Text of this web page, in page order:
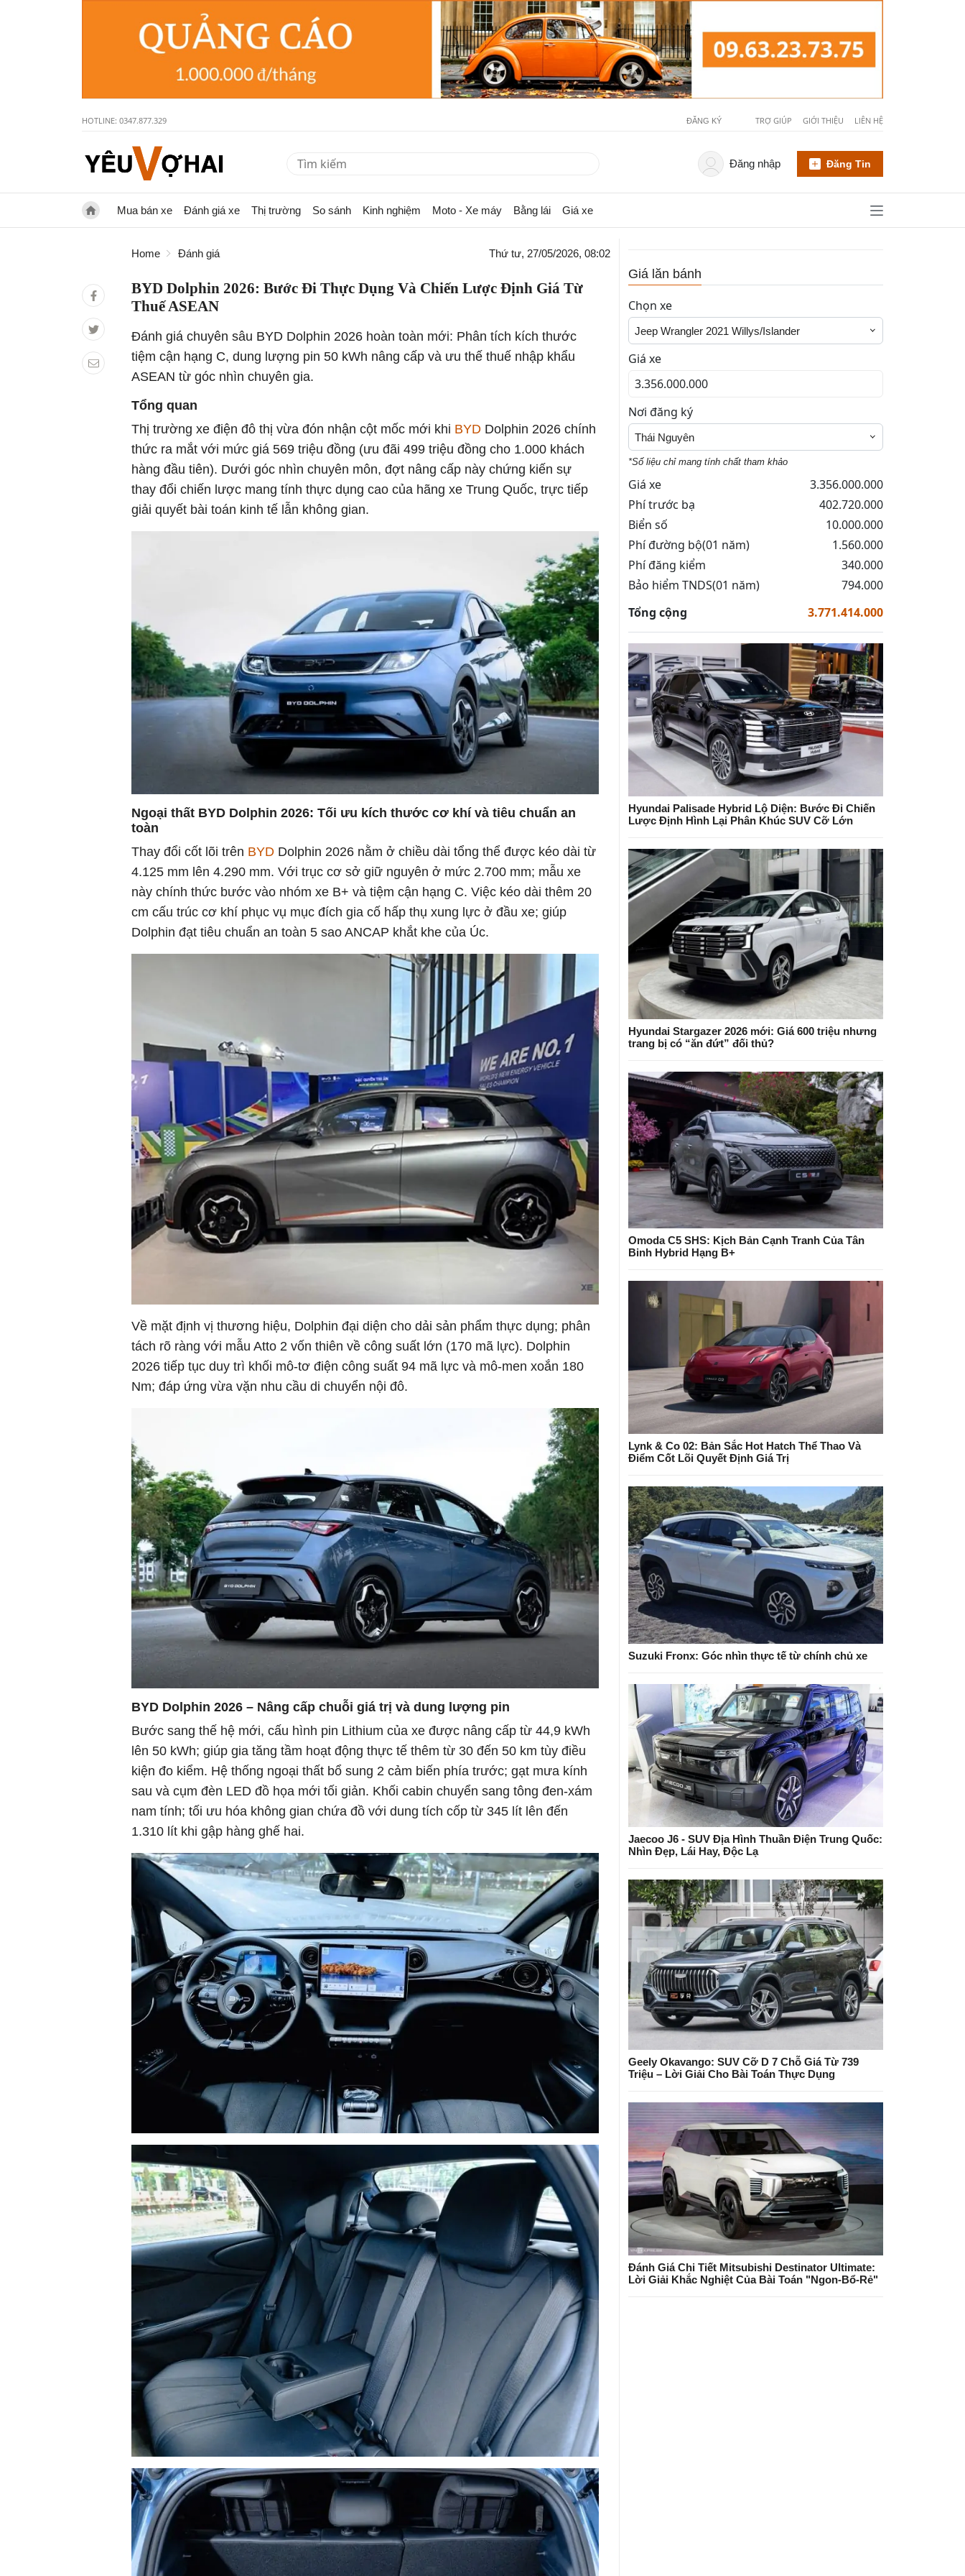
HOTLINE: 0347.877.329 ĐĂNG KÝ TRỢ GIÚP GIỚI THIỆU LIÊN HỆ
Đăng nhập Đăng Tin
Mua bán xe Đánh giá xe Thị trường So sánh Kinh nghiệm Moto - Xe máy Bằng lái Giá xe
Home Đánh giá Thứ tư, 27/05/2026, 08:02
BYD Dolphin 2026: Bước Đi Thực Dụng Và Chiến Lược Định Giá Từ
Thuế ASEAN
Đánh giá chuyên sâu BYD Dolphin 2026 hoàn toàn mới: Phân tích kích thước
tiệm cận hạng C, dung lượng pin 50 kWh nâng cấp và ưu thế thuế nhập khẩu
ASEAN từ góc nhìn chuyên gia.
Tổng quan
Thị trường xe điện đô thị vừa đón nhận cột mốc mới khi BYD Dolphin 2026 chính
thức ra mắt với mức giá 569 triệu đồng (ưu đãi 499 triệu đồng cho 1.000 khách
hàng đầu tiên). Dưới góc nhìn chuyên môn, đợt nâng cấp này chứng kiến sự
thay đổi chiến lược mang tính thực dụng cao của hãng xe Trung Quốc, trực tiếp
giải quyết bài toán kinh tế lẫn không gian.
Ngoại thất BYD Dolphin 2026: Tối ưu kích thước cơ khí và tiêu chuẩn an
toàn
Thay đổi cốt lõi trên BYD Dolphin 2026 nằm ở chiều dài tổng thể được kéo dài từ
4.125 mm lên 4.290 mm. Với trục cơ sở giữ nguyên ở mức 2.700 mm; mẫu xe
này chính thức bước vào nhóm xe B+ và tiệm cận hạng C. Việc kéo dài thêm 20
cm cấu trúc cơ khí phục vụ mục đích gia cố hấp thụ xung lực ở đầu xe; giúp
Dolphin đạt tiêu chuẩn an toàn 5 sao ANCAP khắt khe của Úc.
Về mặt định vị thương hiệu, Dolphin đại diện cho dải sản phẩm thực dụng; phân
tách rõ ràng với mẫu Atto 2 vốn thiên về công suất lớn (170 mã lực). Dolphin
2026 tiếp tục duy trì khối mô-tơ điện công suất 94 mã lực và mô-men xoắn 180
Nm; đáp ứng vừa vặn nhu cầu di chuyển nội đô.
BYD Dolphin 2026 – Nâng cấp chuỗi giá trị và dung lượng pin
Bước sang thế hệ mới, cấu hình pin Lithium của xe được nâng cấp từ 44,9 kWh
lên 50 kWh; giúp gia tăng tầm hoạt động thực tế thêm từ 30 đến 50 km tùy điều
kiện đo kiểm. Hệ thống ngoại thất bổ sung 2 cảm biến phía trước; gạt mưa kính
sau và cụm đèn LED đồ họa mới tối giản. Khối cabin chuyển sang tông đen-xám
nam tính; tối ưu hóa không gian chứa đồ với dung tích cốp từ 345 lít lên đến
1.310 lít khi gập hàng ghế hai.
Giá lăn bánh
Chọn xe
Jeep Wrangler 2021 Willys/Islander
Giá xe
Nơi đăng ký
Thái Nguyên
*Số liệu chỉ mang tính chất tham khảo
Giá xe
3.356.000.000
Phí trước bạ
402.720.000
Biển số
10.000.000
Phí đường bộ(01 năm)
1.560.000
Phí đăng kiểm
340.000
Bảo hiểm TNDS(01 năm)
794.000
Tổng cộng
3.771.414.000
Hyundai Palisade Hybrid Lộ Diện: Bước Đi Chiến
Lược Định Hình Lại Phân Khúc SUV Cỡ Lớn
Hyundai Stargazer 2026 mới: Giá 600 triệu nhưng
trang bị có “ăn đứt” đối thủ?
Omoda C5 SHS: Kịch Bản Cạnh Tranh Của Tân
Binh Hybrid Hạng B+
Lynk & Co 02: Bản Sắc Hot Hatch Thể Thao Và
Điểm Cốt Lõi Quyết Định Giá Trị
Suzuki Fronx: Góc nhìn thực tế từ chính chủ xe
Jaecoo J6 - SUV Địa Hình Thuần Điện Trung Quốc:
Nhìn Đẹp, Lái Hay, Độc Lạ
Geely Okavango: SUV Cỡ D 7 Chỗ Giá Từ 739
Triệu – Lời Giải Cho Bài Toán Thực Dụng
Đánh Giá Chi Tiết Mitsubishi Destinator Ultimate:
Lời Giải Khắc Nghiệt Của Bài Toán "Ngon-Bổ-Rẻ"